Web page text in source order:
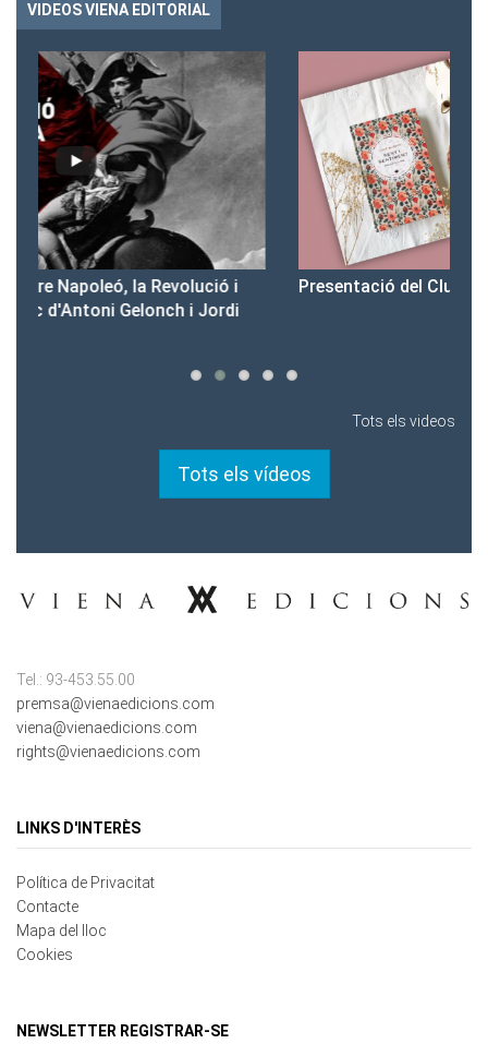
VIDEOS VIENA EDITORIAL
Presentació del Club Victòria
premsa@vienaedicions.com
viena@vienaedicions.com
rights@vienaedicions.com
Política de Privacitat
Contacte
Mapa del lloc
Cookies